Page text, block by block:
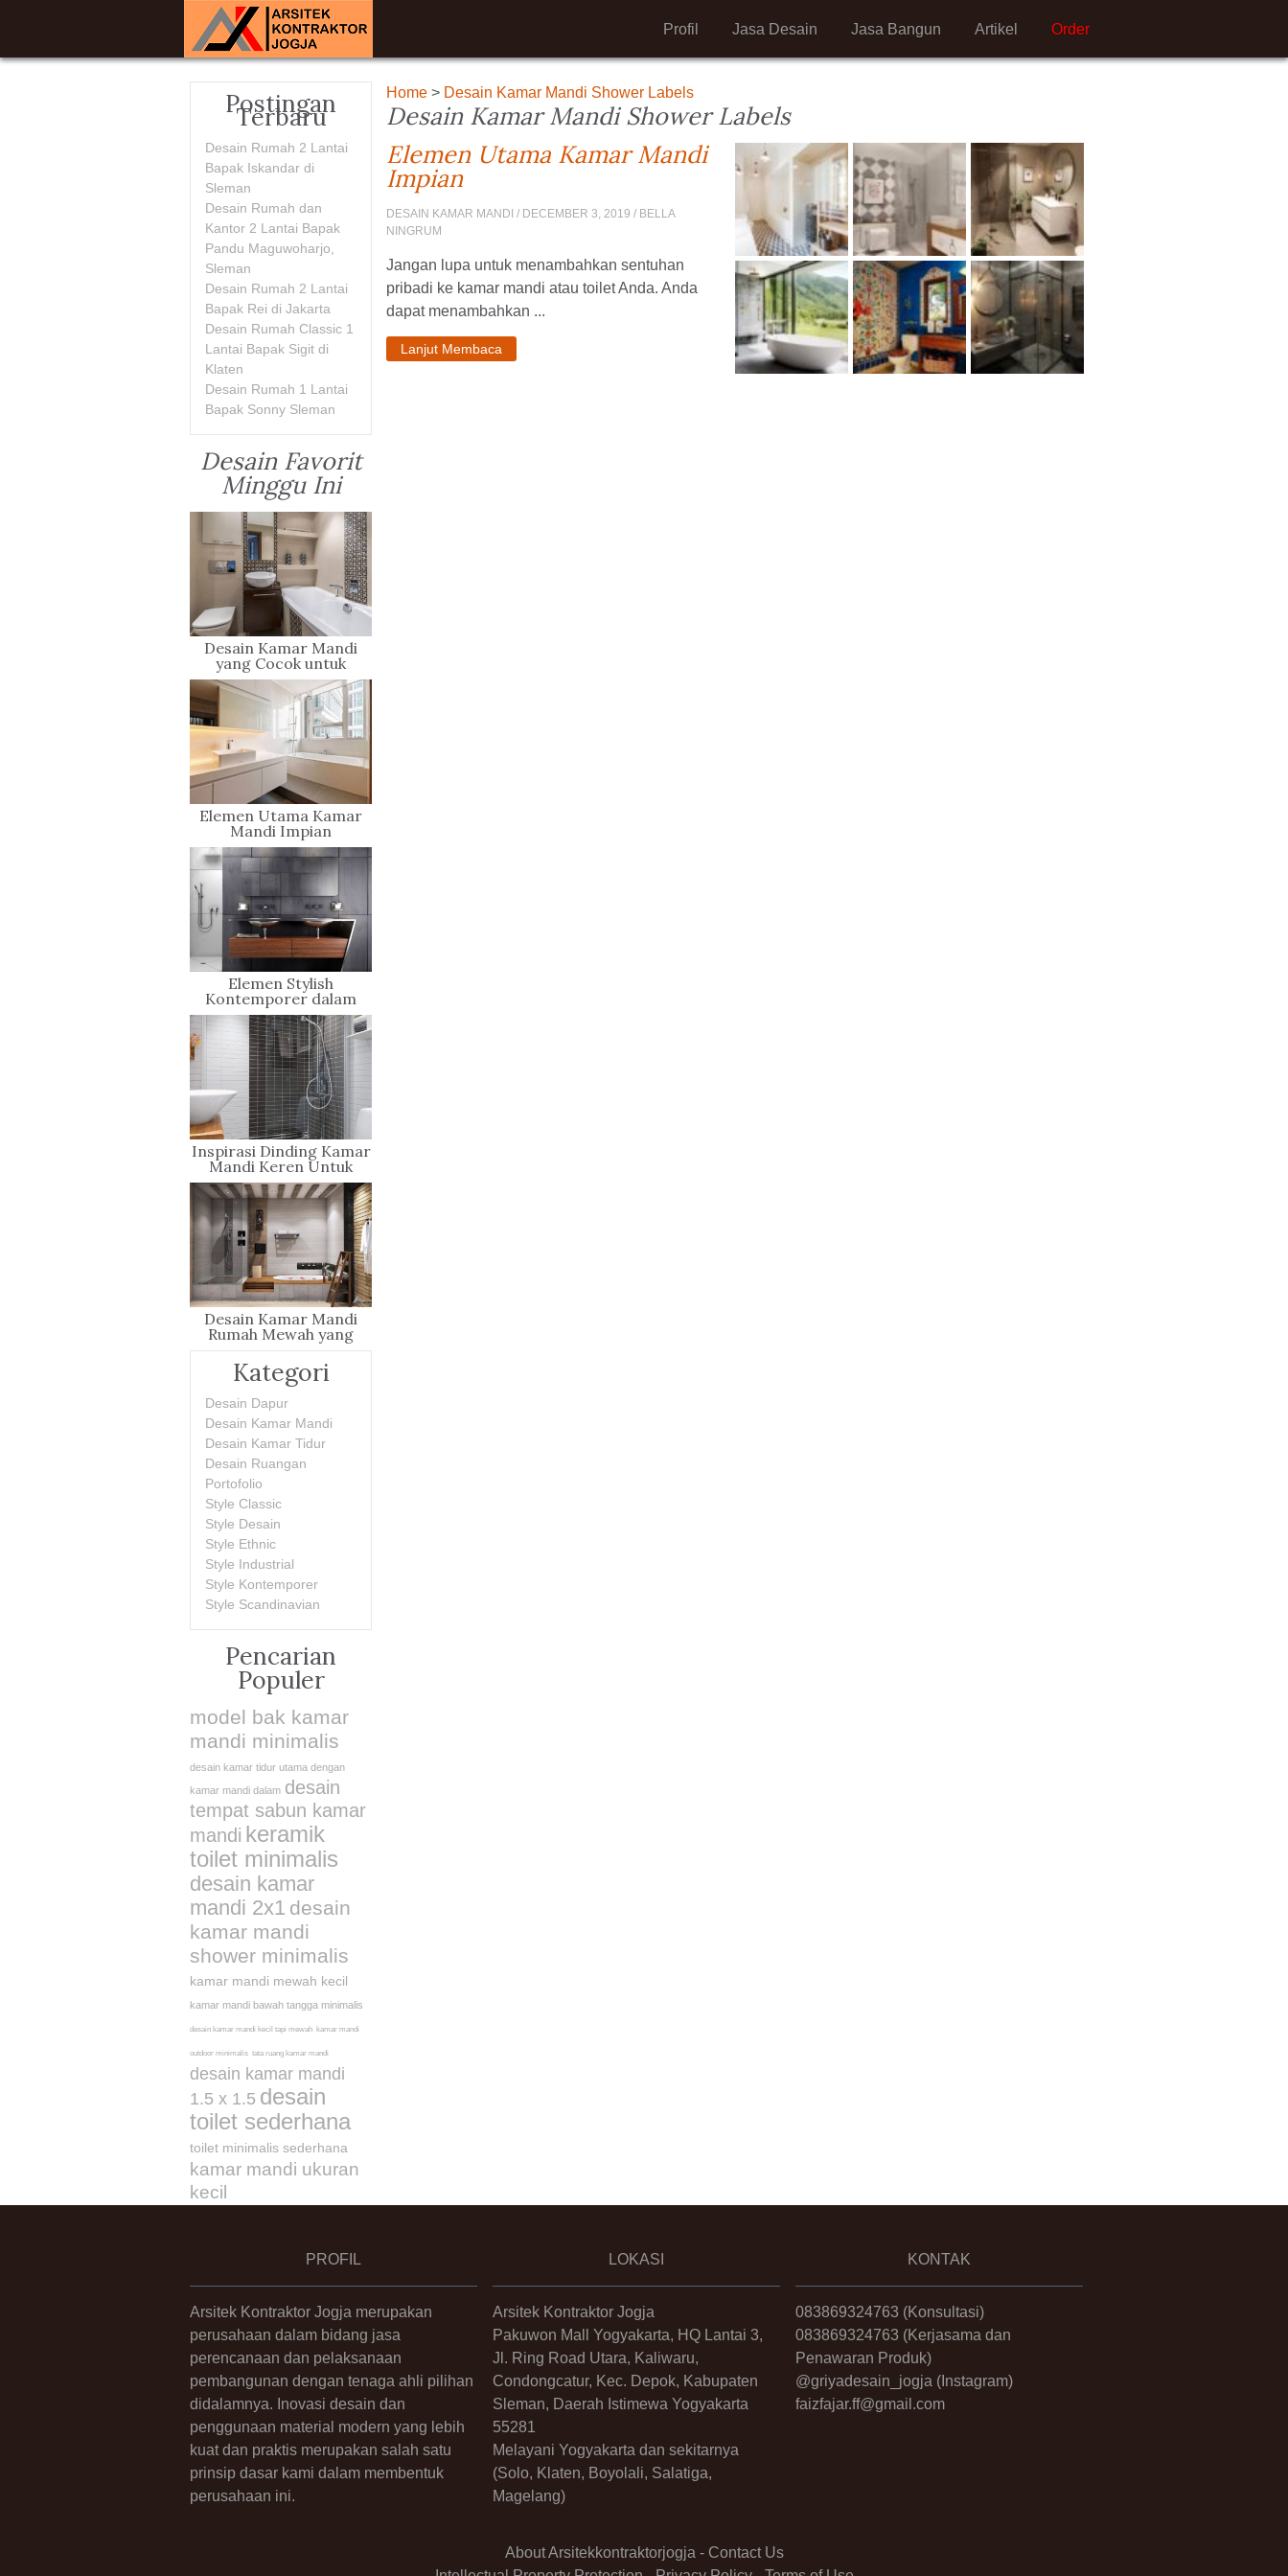
Order
Artikel
Jasa Bangun
Jasa Desain
Profil
Home > Desain Kamar Mandi Shower Labels
Desain Kamar Mandi Shower Labels
Elemen Utama Kamar Mandi
Impian
DESAIN KAMAR MANDI / DECEMBER 3, 2019 / BELLA
NINGRUM
Jangan lupa untuk menambahkan sentuhan
pribadi ke kamar mandi atau toilet Anda. Anda
dapat menambahkan ...
Lanjut Membaca
Postingan
Terbaru
Desain Rumah 2 Lantai
Bapak Iskandar di
Sleman
Desain Rumah dan
Kantor 2 Lantai Bapak
Pandu Maguwoharjo,
Sleman
Desain Rumah 2 Lantai
Bapak Rei di Jakarta
Desain Rumah Classic 1
Lantai Bapak Sigit di
Klaten
Desain Rumah 1 Lantai
Bapak Sonny Sleman
Desain Favorit
Minggu Ini
Desain Kamar Mandi
yang Cocok untuk
Rumah Minimalis Anda
Elemen Utama Kamar
Mandi Impian
Elemen Stylish
Kontemporer dalam
Kamar Mandi
Inspirasi Dinding Kamar
Mandi Keren Untuk
Rumah Minimalis
Desain Kamar Mandi
Rumah Mewah yang
Penuh Gaya
Kategori
Desain Dapur
Desain Kamar Mandi
Desain Kamar Tidur
Desain Ruangan
Portofolio
Style Classic
Style Desain
Style Ethnic
Style Industrial
Style Kontemporer
Style Scandinavian
Pencarian
Populer
model bak kamar
mandi minimalis
desain kamar tidur utama dengan
kamar mandi dalam desain
tempat sabun kamar
mandi keramik
toilet minimalis
desain kamar
mandi 2x1 desain
kamar mandi
shower minimalis
kamar mandi mewah kecil
kamar mandi bawah tangga minimalis
desain kamar mandi kecil tapi mewah kamar mandi
outdoor minimalis tata ruang kamar mandi
desain kamar mandi
1.5 x 1.5 desain
toilet sederhana
toilet minimalis sederhana
kamar mandi ukuran
kecil
PROFIL
Arsitek Kontraktor Jogja merupakan
perusahaan dalam bidang jasa
perencanaan dan pelaksanaan
pembangunan dengan tenaga ahli pilihan
didalamnya. Inovasi desain dan
penggunaan material modern yang lebih
kuat dan praktis merupakan salah satu
prinsip dasar kami dalam membentuk
perusahaan ini.
LOKASI
Arsitek Kontraktor Jogja
Pakuwon Mall Yogyakarta, HQ Lantai 3,
Jl. Ring Road Utara, Kaliwaru,
Condongcatur, Kec. Depok, Kabupaten
Sleman, Daerah Istimewa Yogyakarta
55281
Melayani Yogyakarta dan sekitarnya
(Solo, Klaten, Boyolali, Salatiga,
Magelang)
KONTAK
083869324763 (Konsultasi)
083869324763 (Kerjasama dan
Penawaran Produk)
@griyadesain_jogja (Instagram)
faizfajar.ff@gmail.com
About Arsitekkontraktorjogja - Contact Us